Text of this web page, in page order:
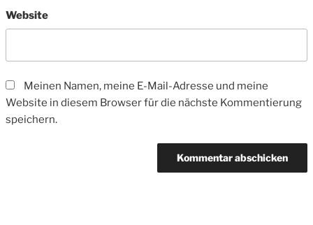
Website
Meinen Namen, meine E-Mail-Adresse und meine
Website in diesem Browser für die nächste Kommentierung
speichern.